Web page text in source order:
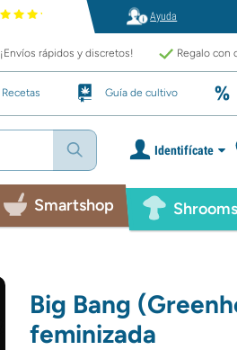
Ayuda
¡Envíos rápidos y discretos! Regalo con
Recetas Guía de cultivo
Identifícate
Smartshop
Big Bang
feminizada